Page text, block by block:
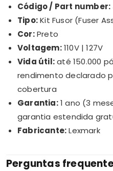
Código / Part number:
Tipo:Kit Fusor (Fuser
Cor:Preto
Voltagem:110V | 127V
Vida útil:até 150.000
rendimento declarado
cobertura
Garantia:1 ano (3
garantia estendida
Fabricante:Lexmark
Perguntas